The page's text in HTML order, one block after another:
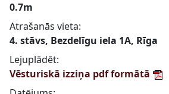
0.7m
Atrašanās vieta:
4. stāvs, Bezdelīgu iela 1A, Rīga
Lejuplādēt:
Vēsturiskā izziņa pdf formātā